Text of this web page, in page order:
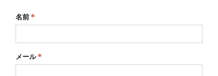
名前 *
メール*